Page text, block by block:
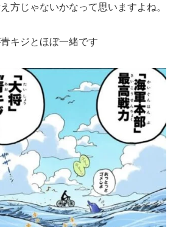
方じゃないかなって思いますよね。
キジとほぼ一緒です